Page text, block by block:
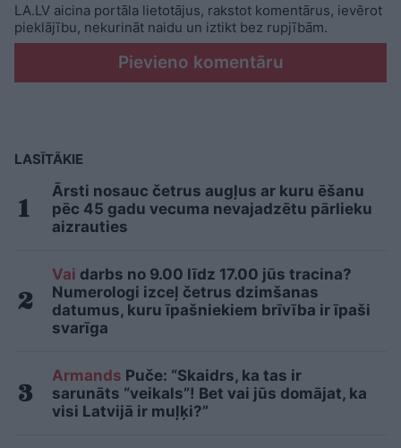
LA.LV aicina portāla lietotājus, rakstot komentārus, ievērot
pieklājību, nekurināt naidu un iztikt bez rupjībām.
Pievieno komentāru
LASĪTĀKIE
Ārsti nosauc četrus augļus ar kuru ēšanu
pēc 45 gadu vecuma nevajadzētu pārlieku
aizrauties
Vai darbs no 9.00 līdz 17.00 jūs tracina?
Numerologi izceļ četrus dzimšanas
datumus, kuru īpašniekiem brīvība ir īpaši
svarīga
Armands Puče: “Skaidrs, ka tas ir
sarunāts “veikals”! Bet vai jūs domājat, ka
visi Latvijā ir muļķi?”